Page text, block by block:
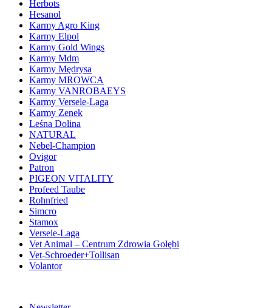
Herbots
Hesanol
Karmy Agro King
Karmy Elpol
Karmy Gold Wings
Karmy Mdm
Karmy Mędrysa
Karmy MROWCA
Karmy VANROBAEYS
Karmy Versele-Laga
Karmy Zenek
Leśna Dolina
NATURAL
Nebel-Champion
Ovigor
Patron
PIGEON VITALITY
Profeed Taube
Rohnfried
Simcro
Stamox
Versele-Laga
Vet Animal – Centrum Zdrowia Gołębi
Vet-Schroeder+Tollisan
Volantor